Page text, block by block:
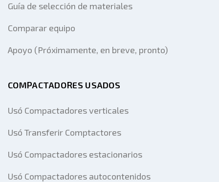
Guía de selección de materiales
Comparar equipo
Apoyo (Próximamente, en breve, pronto)
COMPACTADORES USADOS
Usó Compactadores verticales
Usó Transferir Comptactores
Usó Compactadores estacionarios
Usó Compactadores autocontenidos